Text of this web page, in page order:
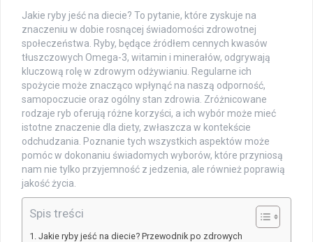
Jakie ryby jeść na diecie? To pytanie, które zyskuje na
znaczeniu w dobie rosnącej świadomości zdrowotnej
społeczeństwa. Ryby, będące źródłem cennych kwasów
tłuszczowych Omega-3, witamin i minerałów, odgrywają
kluczową rolę w zdrowym odżywianiu. Regularne ich
spożycie może znacząco wpłynąć na naszą odporność,
samopoczucie oraz ogólny stan zdrowia. Zróżnicowane
rodzaje ryb oferują różne korzyści, a ich wybór może mieć
istotne znaczenie dla diety, zwłaszcza w kontekście
odchudzania. Poznanie tych wszystkich aspektów może
pomóc w dokonaniu świadomych wyborów, które przyniosą
nam nie tylko przyjemność z jedzenia, ale również poprawią
jakość życia.
Spis treści
Jakie ryby jeść na diecie? Przewodnik po zdrowych